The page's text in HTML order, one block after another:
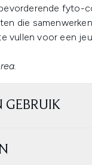
fyto-
die
vullen voor een